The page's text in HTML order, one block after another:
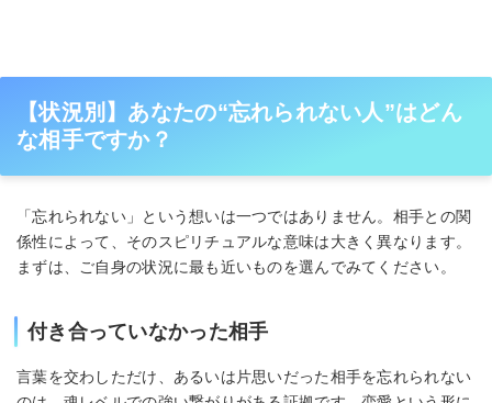
【状況別】あなたの“忘れられない人”はどん
な相手ですか？
「忘れられない」という想いは一つではありません。相手との関
係性によって、そのスピリチュアルな意味は大きく異なります。
まずは、ご自身の状況に最も近いものを選んでみてください。
付き合っていなかった相手
言葉を交わしただけ、あるいは片思いだった相手を忘れられない